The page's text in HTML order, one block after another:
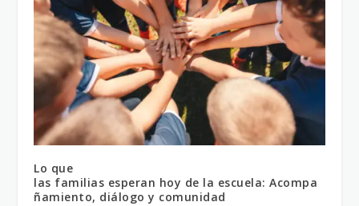
Lo que
las familias esperan hoy de la escuela: Acompa
ñamiento, diálogo y comunidad